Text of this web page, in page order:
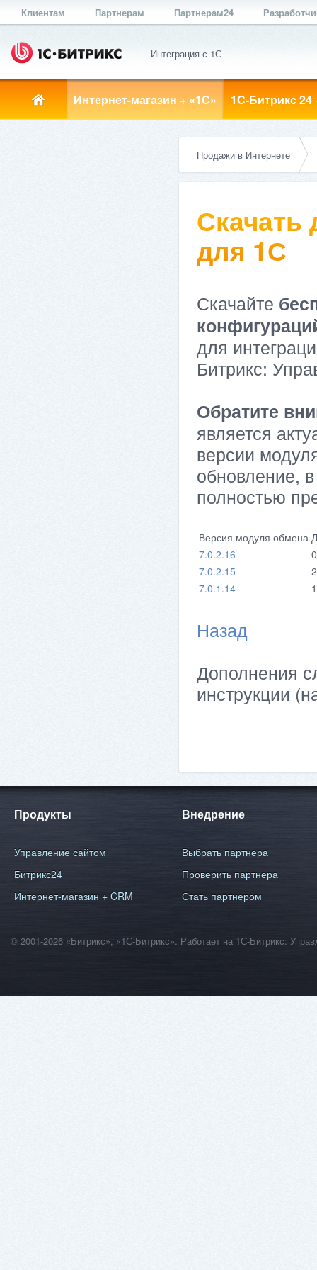
Клиентам Партнерам Партнерам24
Интеграция с 1С
Интернет-магазин + «1С» 1С-Битрикс 24
Продажи в Интернете
для 1С
Скачайте
для
Битрикс:
Обратите
является
версии
обновление,
полностью
Версия модуля обмена
7.0.2.16
7.0.2.15
7.0.1.14
Назад
Дополнения
инструкции
Продукты
Управление сайтом
Битрикс24
Интернет-магазин + CRM
Внедрение
Выбрать партнера
Проверить партнера
Стать партнером
© 2001-2026 «Битрикс», «1С-Битрикс». Работает на 1С-Битрикс: